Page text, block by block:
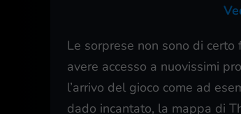
Le sorprese non sono di
avere accesso a nuovissimi
l’arrivo del gioco come ad
dado incantato, la mappa di